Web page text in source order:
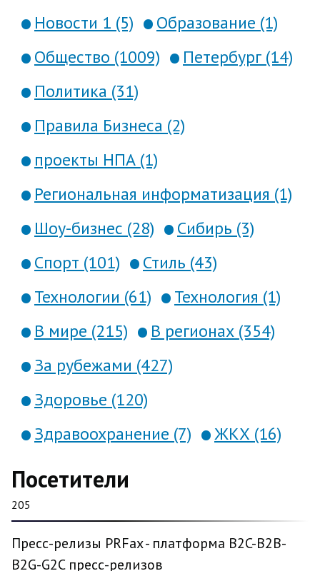
Новости 1 (5)
Образование (1)
Общество (1009)
Петербург (14)
Политика (31)
Правила Бизнеса (2)
проекты НПА (1)
Региональная информатизация (1)
Шоу-бизнес (28)
Сибирь (3)
Спорт (101)
Стиль (43)
Технологии (61)
Технология (1)
В мире (215)
В регионах (354)
За рубежами (427)
Здоровье (120)
Здравоохранение (7)
ЖКХ (16)
Посетители
205
Пресс-релизы PRFax - платформа B2C-B2B-
B2G-G2C пресс-релизов